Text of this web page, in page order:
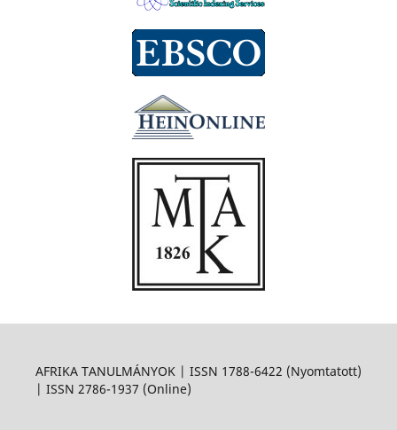
AFRIKA TANULMÁNYOK | ISSN 1788-6422 (Nyomtatott)
| ISSN 2786-1937 (Online)